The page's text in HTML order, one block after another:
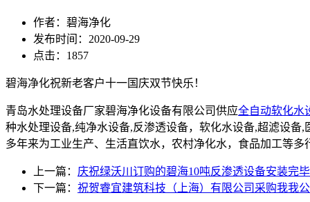
作者：碧海净化
发布时间：2020-09-29
点击：1857
碧海净化祝新老客户十一国庆双节快乐！
青岛水处理设备厂家碧海净化设备有限公司供应全自动软化水
种水处理设备,纯净水设备,反渗透设备，软化水设备,超滤设
多年来为工业生产、生活直饮水，农村净化水，食品加工等
上一篇： 庆祝绿沃川订购的碧海10吨反渗透设备安装完
下一篇： 祝贺睿宜建筑科技（上海）有限公司采购我我